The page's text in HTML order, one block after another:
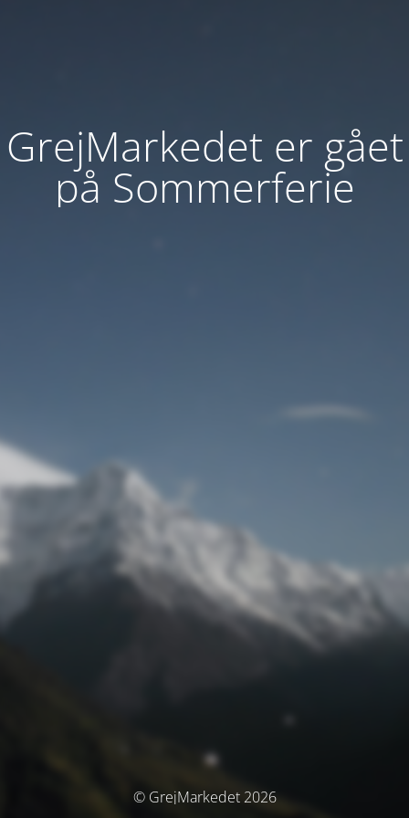
GrejMarkedet er gået
på Sommerferie
© GrejMarkedet 2026